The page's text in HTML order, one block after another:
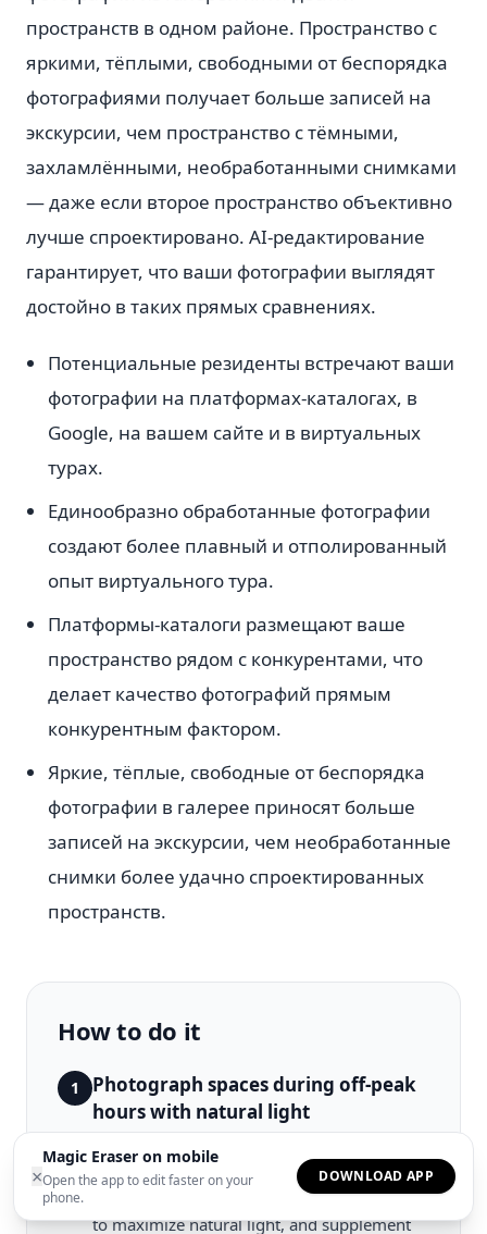
×
Magic Eraser on mobile
Open the app to edit faster on your
phone.
DOWNLOAD APP
пространств в одном районе. Пространство с
яркими, тёплыми, свободными от беспорядка
фотографиями получает больше записей на
экскурсии, чем пространство с тёмными,
захламлёнными, необработанными снимками
— даже если второе пространство объективно
лучше спроектировано. AI-редактирование
гарантирует, что ваши фотографии выглядят
достойно в таких прямых сравнениях.
Потенциальные резиденты встречают ваши
фотографии на платформах-каталогах, в
Google, на вашем сайте и в виртуальных
турах.
Единообразно обработанные фотографии
создают более плавный и отполированный
опыт виртуального тура.
Платформы-каталоги размещают ваше
пространство рядом с конкурентами, что
делает качество фотографий прямым
конкурентным фактором.
Яркие, тёплые, свободные от беспорядка
фотографии в галерее приносят больше
записей на экскурсии, чем необработанные
снимки более удачно спроектированных
пространств.
How to do it
1
Photograph spaces during off-peak
hours with natural light
areas early in the morning or on weekends
when the space is empty. Open blinds fully
to maximize natural light, and supplement